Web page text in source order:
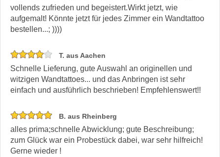
vollends zufrieden und begeistert.Wirkt jetzt, wie
aufgemalt! Könnte jetzt für jedes Zimmer ein Wandtattoo
bestellen...; ))))
T. aus Aachen
Schnelle Lieferung, gute Auswahl an originellen und
witzigen Wandtattoes... und das Anbringen ist sehr
einfach und ausführlich beschrieben! Empfehlenswert!!
B. aus Rheinberg
alles prima;schnelle Abwicklung; gute Beschreibung;
zum Glück war ein Probestück dabei, war sehr hilfreich!
Gerne wieder !